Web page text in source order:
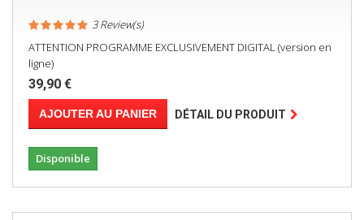
3 Review(s)
ATTENTION PROGRAMME EXCLUSIVEMENT DIGITAL (version en
ligne)
39,90 €
AJOUTER AU PANIER DÉTAIL DU PRODUIT
Disponible